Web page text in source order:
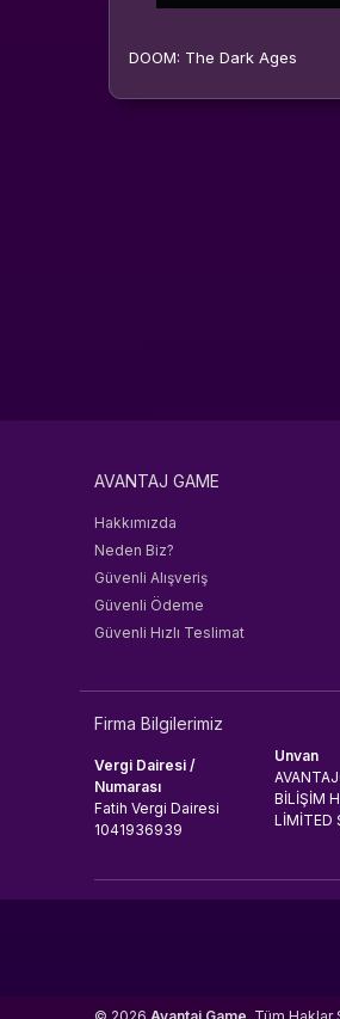
DOOM: The Dark Ages
AVANTAJ GAME
Hakkımızda
Neden Biz?
Güvenli Alışveriş
Güvenli Ödeme
Güvenli Hızlı Teslimat
Firma Bilgilerimiz
Vergi Dairesi /
Numarası
Fatih Vergi Dairesi
1041936939
Unvan
BİLİŞİM
LİMİTED